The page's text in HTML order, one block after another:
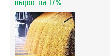
вырос на 17%